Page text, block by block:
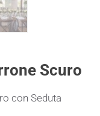
Scuro
con Seduta